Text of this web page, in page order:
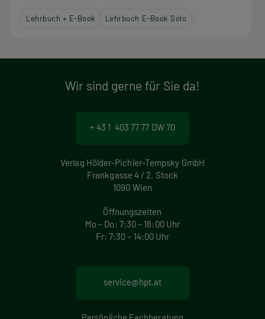
Lehrbuch + E-Book Lehrbuch E-Book Solo
Wir sind gerne für Sie da!
+ 43 1 403 77 77 DW 70
Verlag Hölder-Pichler-Tempsky GmbH
Frankgasse 4 / 2. Stock
1090 Wien
Öffnungszeiten
Mo – Do: 7:30 – 16:00 Uhr
Fr: 7:30 – 14:00 Uhr
service@hpt.at